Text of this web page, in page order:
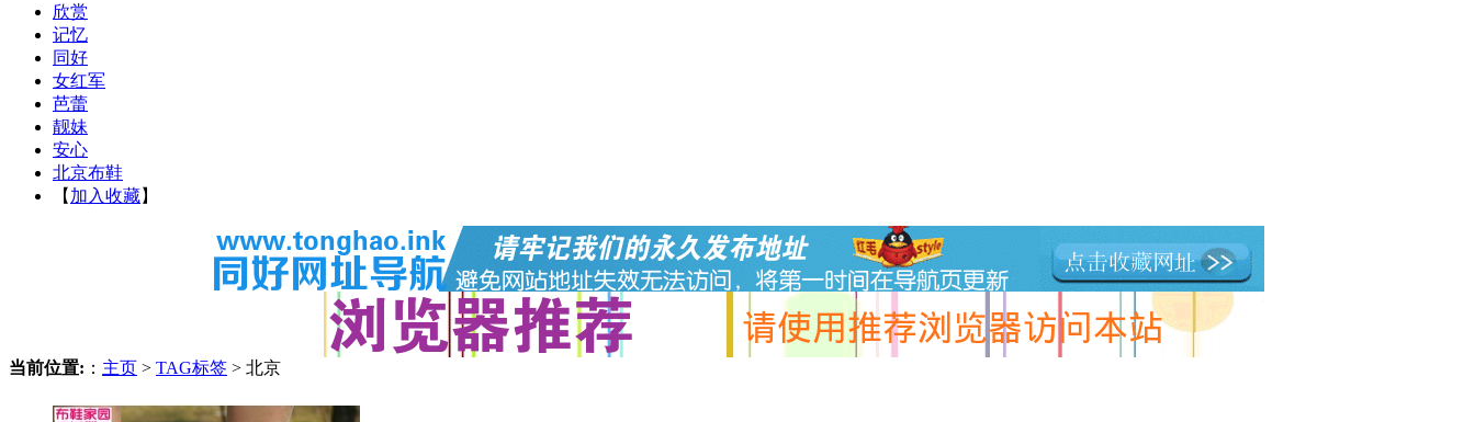
欣赏
记忆
同好
女红军
芭蕾
靓妹
安心
北京布鞋
【 加入收藏】
当前位置: ： 主页 > TAG标签 > 北京